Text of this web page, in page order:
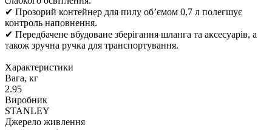
✔ Прозорий контейнер для пилу об’ємом 0,7 л полегшує
контроль наповнення.
✔ Передбачене вбудоване зберігання шланга та аксесуарів, а
також зручна ручка для транспортування.
Характеристики
Вага, кг
2.95
Виробник
STANLEY
Джерело живлення